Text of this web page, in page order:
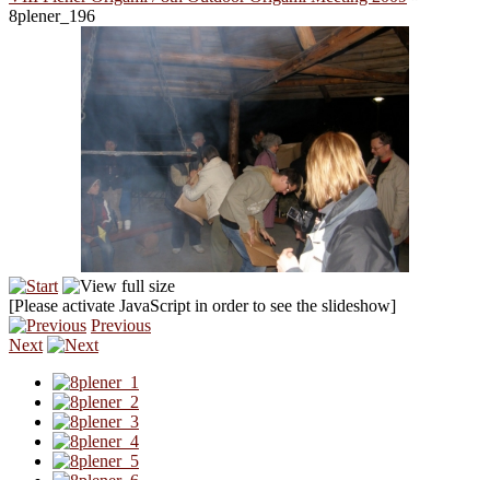
8plener_196
[Please activate JavaScript in order to see the slideshow]
Previous
Next